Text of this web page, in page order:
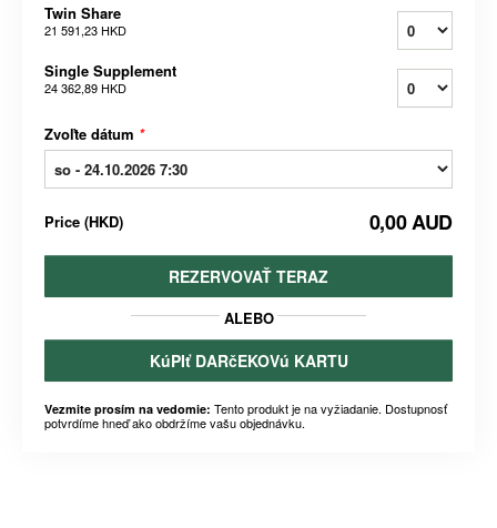
Twin Share
21 591,23 HKD
Single Supplement
24 362,89 HKD
Zvoľte dátum *
Price (HKD) 0,00 AUD
REZERVOVAŤ TERAZ
ALEBO
KúPIť DARčEKOVú KARTU
Vezmite prosím na vedomie: Tento produkt je na vyžiadanie. Dostupnosť
potvrdíme hneď ako obdržíme vašu objednávku.